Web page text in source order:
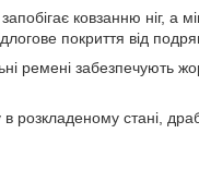
ковзанню ніг, а
покриття від
ремені забезпечують
розкладеному стані,